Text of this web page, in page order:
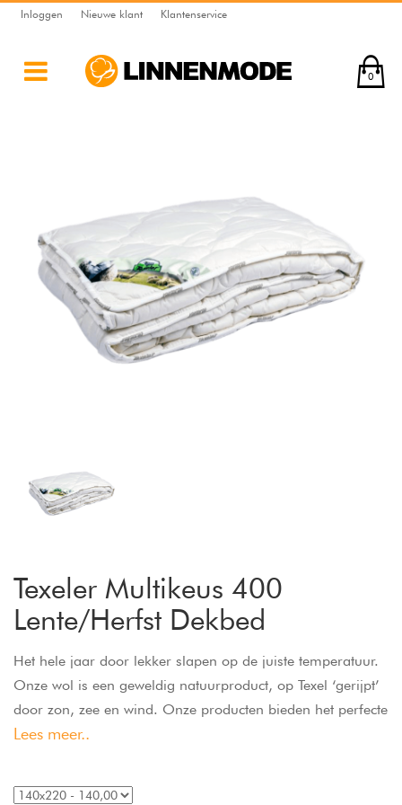
Inloggen Nieuwe klant Klantenservice
0
Texeler Multikeus 400
Lente/Herfst Dekbed
Het hele jaar door lekker slapen op de juiste temperatuur.
Onze wol is een geweldig natuurproduct, op Texel ‘gerijpt’
door zon, zee en wind. Onze producten bieden het perfecte
slaapcomfort: weldadig warm in de winter en ’s zomers
Met de MultiKeus-dekbedden doen wij daar een schepje
Lees meer..